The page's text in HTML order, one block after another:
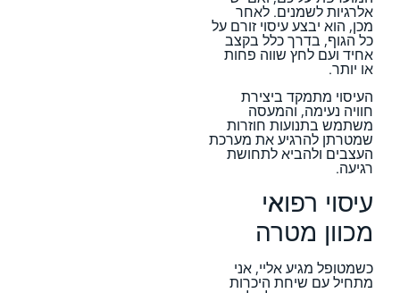
אלרגיות לשמנים. לאחר
מכן, הוא יבצע עיסוי זורם על
כל הגוף, בדרך כלל בקצב
אחיד ועם לחץ שווה פחות
או יותר.
העיסוי מתמקד ביצירת
חוויה נעימה, והמעסה
משתמש בתנועות חוזרות
שמטרתן להרגיע את מערכת
העצבים ולהביא לתחושת
רגיעה.
עיסוי רפואי
מכוון מטרה
כשמטופל מגיע אליי, אני
מתחיל עם שיחת היכרות